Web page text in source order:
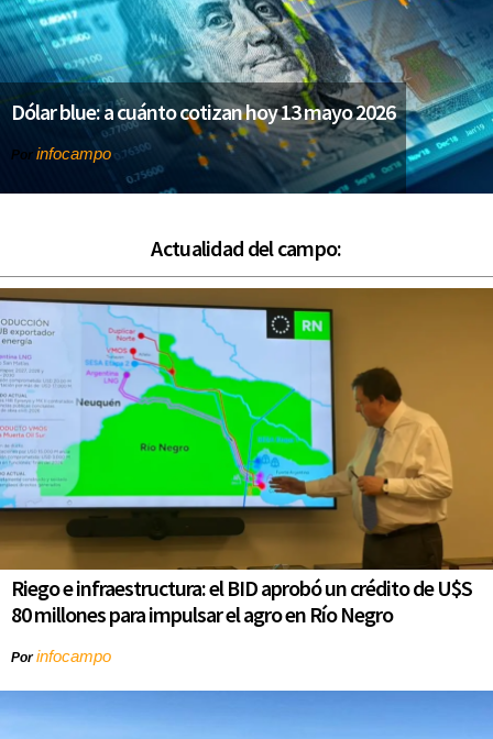
Dólar blue: a cuánto cotizan hoy 13 mayo 2026
Por infocampo
Actualidad del campo:
Riego e infraestructura: el BID aprobó un crédito de U$S
80 millones para impulsar el agro en Río Negro
Porinfocampo